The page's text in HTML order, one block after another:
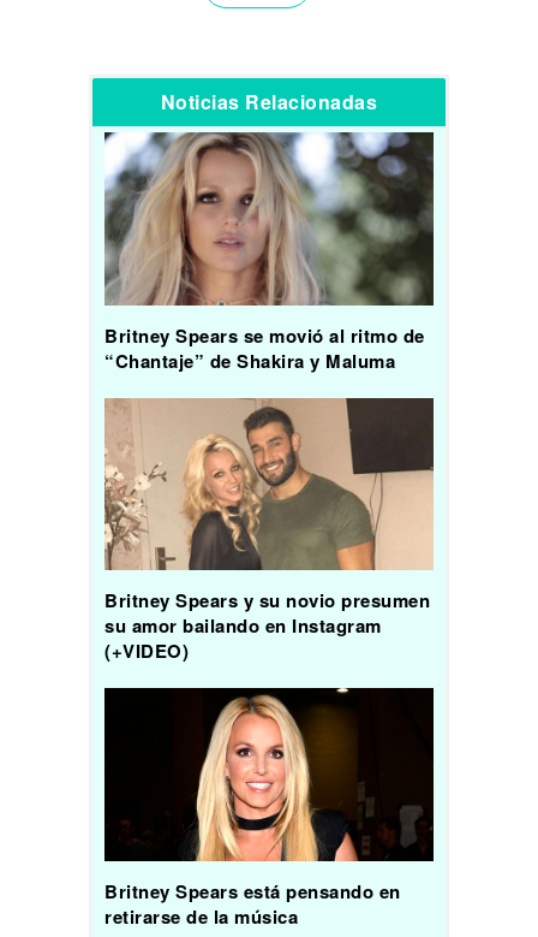
Noticias Relacionadas
Britney Spears se movió al ritmo de
“Chantaje” de Shakira y Maluma
Britney Spears y su novio presumen
su amor bailando en Instagram
(+VIDEO)
Britney Spears está pensando en
retirarse de la música